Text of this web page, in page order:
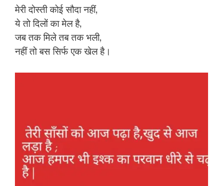
मेरी दोस्ती कोई सौदा नहीं,
ये तो दिलों का मेल है,
जब तक मिले तब तक भली,
नहीं तो बस सिर्फ एक खेल है।